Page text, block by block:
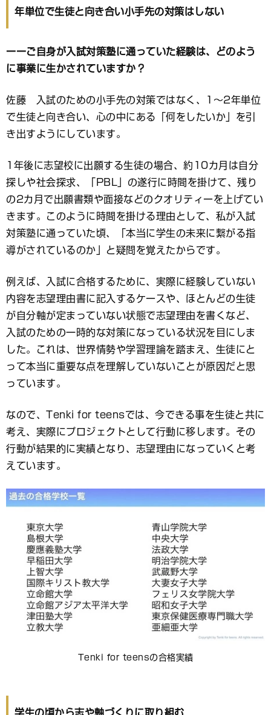
年単位で生徒と向き合い小手先の対策はしない
ーーご自身が入試対策塾に通っていた経験は、どのよう
に事業に生かされていますか？
佐藤 入試のための小手先の対策ではなく、1〜2年単位
で生徒と向き合い、心の中にある「何をしたいか」を引
き出すようにしています。
1年後に志望校に出願する生徒の場合、約10カ月は自分
探しや社会探求、「PBL」の遂行に時間を掛けて、残り
の2カ月で出願書類や面接などのクオリティーを上げてい
きます。このように時間を掛ける理由として、私が入試
対策塾に通っていた頃、「本当に学生の未来に繋がる指
導がされているのか」と疑問を覚えたからです。
例えば、入試に合格するために、実際に経験していない
内容を志望理由書に記入するケースや、ほとんどの生徒
が自分軸が定まっていない状態で志望理由を書くなど、
入試のための一時的な対策になっている状況を目にしま
した。これは、世界情勢や学習理論を踏まえ、生徒にと
って本当に重要な点を理解していないことが原因だと思
っています。
なので、Tenki for teensでは、今できる事を生徒と共に
考え、実際にプロジェクトとして行動に移します。その
行動が結果的に実績となり、志望理由になっていくと考
えています。
Tenki for teensの合格実績
学生の頃から志や軸づくりに取り組む